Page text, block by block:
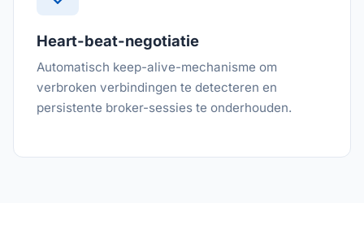
Heart-beat-negotiatie
Automatisch keep-alive-mechanisme om
verbroken verbindingen te detecteren en
persistente broker-sessies te onderhouden.